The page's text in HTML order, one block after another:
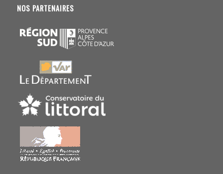
NOS PARTENAIRES